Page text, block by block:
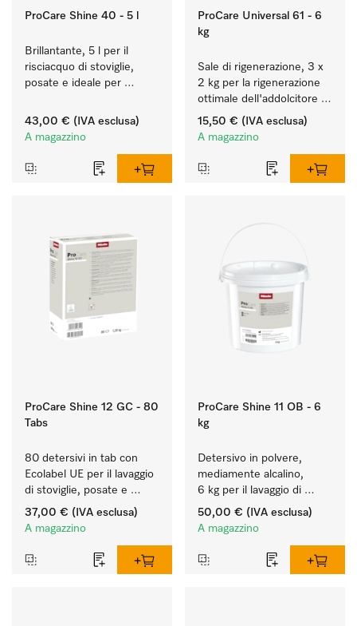
ProCare Shine 40 - 5 l
Brillantante, 5 l per il
risciacquo di stoviglie,
posate e ideale per
43,00 € (IVA esclusa)
A magazzino
ProCare Universal 61 - 6
kg
Sale di rigenerazione, 3 x
2 kg per la rigenerazione
ottimale dell'addolcitore
interno.
15,50 € (IVA esclusa)
A magazzino
ProCare Shine 12 GC - 80
Tabs
80 detersivi in tab con
Ecolabel UE per il lavaggio
di stoviglie, posate e
bicchieri molto sporchi.
37,00 € (IVA esclusa)
A magazzino
ProCare Shine 11 OB - 6
kg
Detersivo in polvere,
mediamente alcalino,
6 kg per il lavaggio di
stoviglie, posate e
bicchieri molto sporchi.
50,00 € (IVA esclusa)
A magazzino